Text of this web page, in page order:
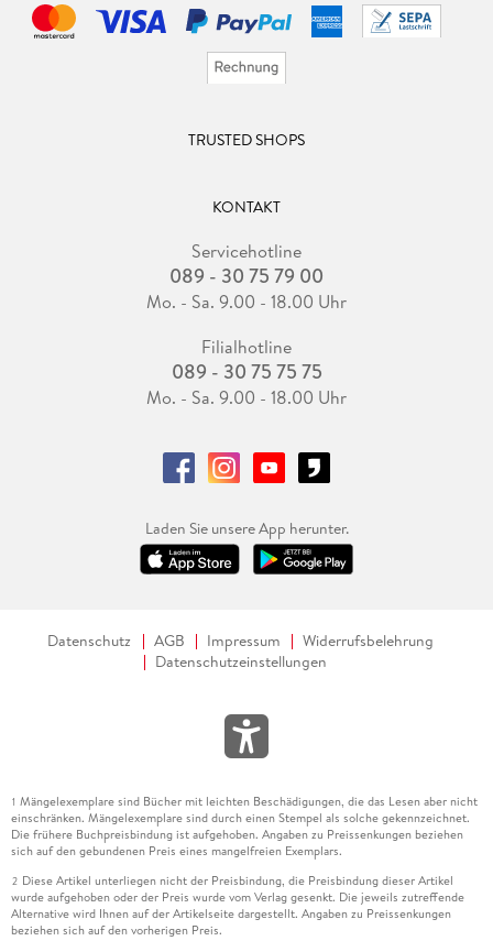
TRUSTED SHOPS
KONTAKT
Servicehotline
089 - 30 75 79 00
Mo. - Sa. 9.00 - 18.00 Uhr
Filialhotline
089 - 30 75 75 75
Mo. - Sa. 9.00 - 18.00 Uhr
Laden Sie unsere App herunter.
Datenschutz AGB Impressum
Widerrufsbelehrung
Datenschutzeinstellungen
1 Mängelexemplare sind Bücher mit leichten Beschädigungen, die das Lesen aber nicht
einschränken. Mängelexemplare sind durch einen Stempel als solche gekennzeichnet.
Die frühere Buchpreisbindung ist aufgehoben. Angaben zu Preissenkungen beziehen
sich auf den gebundenen Preis eines mangelfreien Exemplars.
2 Diese Artikel unterliegen nicht der Preisbindung, die Preisbindung dieser Artikel
wurde aufgehoben oder der Preis wurde vom Verlag gesenkt. Die jeweils zutreffende
Alternative wird Ihnen auf der Artikelseite dargestellt. Angaben zu Preissenkungen
beziehen sich auf den vorherigen Preis.